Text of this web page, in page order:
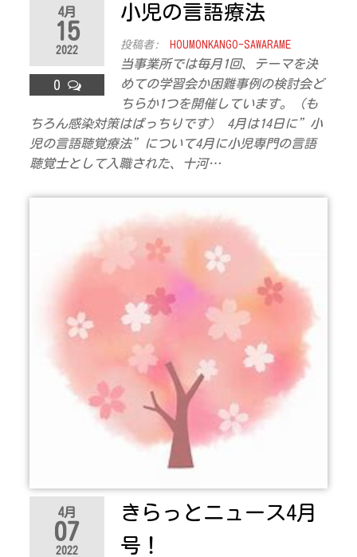
4月
15
2022
0
小児の言語療法
投稿者: HOUMONKANGO-SAWARAME
当事業所では毎月1回、テーマを決
めての学習会か困難事例の検討会ど
ちらか1つを開催しています。（も
ちろん感染対策はばっちりです） 4月は14日に”小
児の言語聴覚療法”について4月に小児専門の言語
聴覚士として入職された、十河…
4月
07
2022
きらっとニュース4月
号！